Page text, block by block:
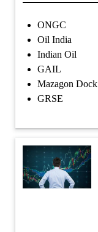
ONGC
Oil India
Indian Oil
GAIL
Mazagon Dock
GRSE